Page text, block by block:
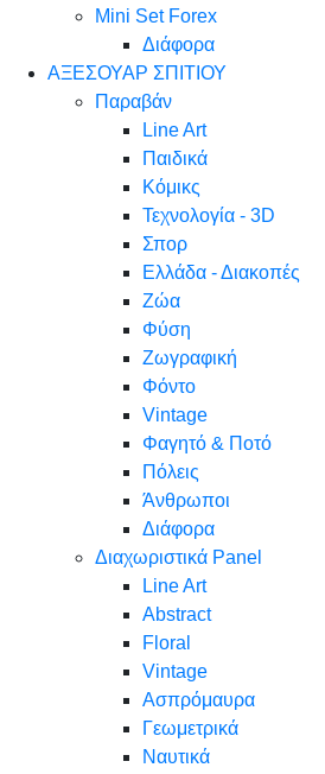
Mini Set Forex
Διάφορα
ΑΞΕΣΟΥΑΡ ΣΠΙΤΙΟΥ
Παραβάν
Line Art
Παιδικά
Κόμικς
Τεχνολογία - 3D
Σπορ
Ελλάδα - Διακοπές
Ζώα
Φύση
Ζωγραφική
Φόντο
Vintage
Φαγητό & Ποτό
Πόλεις
Άνθρωποι
Διάφορα
Διαχωριστικά Panel
Line Art
Abstract
Floral
Vintage
Ασπρόμαυρα
Γεωμετρικά
Ναυτικά